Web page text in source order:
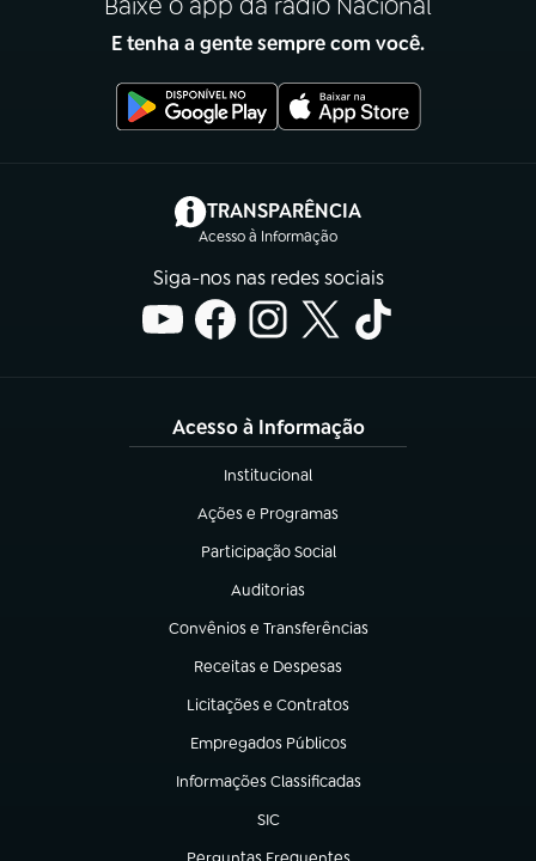
E tenha a gente sempre com você.
TRANSPARÊNCIA
Acesso à Informação
(abre em nova aba)
Siga-nos nas redes sociais
Acesso à Informação
Institucional
(abre em nova aba)
Ações e Programas
(abre em nova aba)
Participação Social
(abre em nova aba)
Auditorias
(abre em nova aba)
Convênios e Transferências
(abre em nova aba)
Receitas e Despesas
(abre em nova aba)
Licitações e Contratos
(abre em nova aba)
Empregados Públicos
(abre em nova aba)
Informações Classificadas
(abre em nova aba)
SIC
(abre em nova aba)